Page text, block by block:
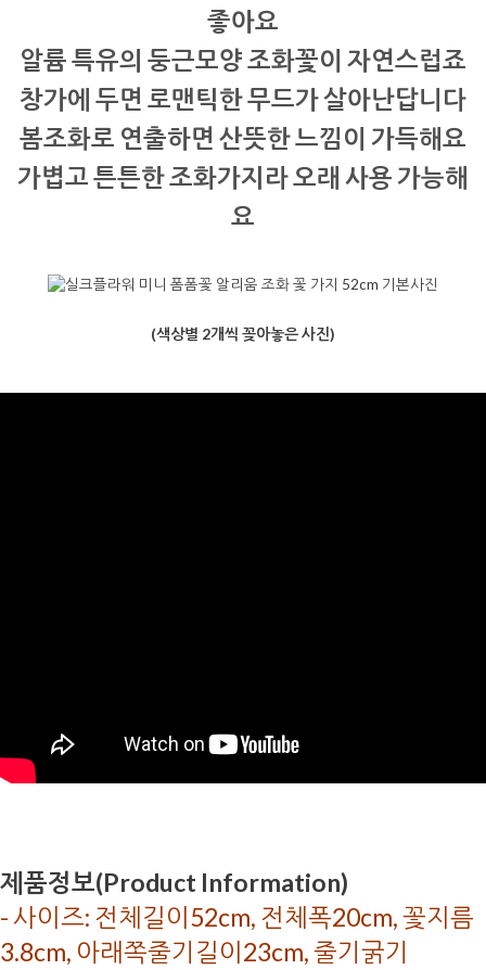
좋아요
알륨 특유의 둥근모양 조화꽃이 자연스럽죠
창가에 두면 로맨틱한 무드가 살아난답니다
봄조화로 연출하면 산뜻한 느낌이 가득해요
가볍고 튼튼한 조화가지라 오래 사용 가능해
요
(색상별 2개씩 꽂아놓은 사진)
제품정보(Product Information)
- 사이즈: 전체길이52cm, 전체폭20cm, 꽃지름
3.8cm, 아래쪽줄기길이23cm, 줄기굵기